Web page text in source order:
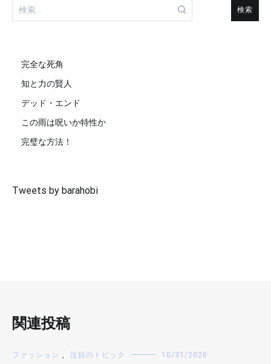
検
索:
完全な死角
知と力の賢人
デッド・エンド
この雨は呪いか特性か
完璧な方法！
Tweets by barahobi
関連投稿
ファッション , 注目のトピック 10/31/2020